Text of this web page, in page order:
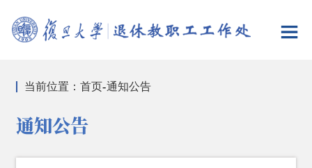
当前位置：首页-通知公告
通知公告